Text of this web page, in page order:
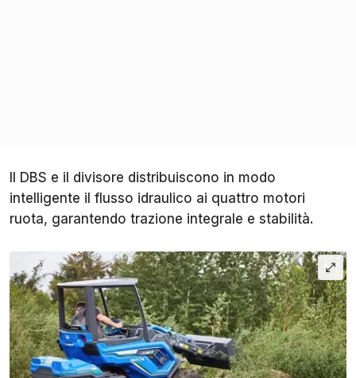
Il DBS e il divisore distribuiscono in modo
intelligente il flusso idraulico ai quattro motori
ruota, garantendo trazione integrale e stabilità.